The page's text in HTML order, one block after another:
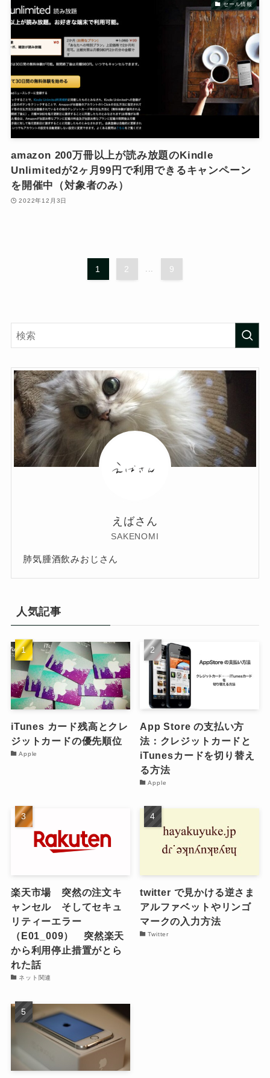
セール情報
amazon 200万冊以上が読み放題のKindle
Unlimitedが2ヶ月99円で利用できるキャンペーン
を開催中（対象者のみ）
2022年12月3日
1 2 ... 9
えばさん
SAKENOMI
肺気腫酒飲みおじさん
人気記事
iTunes カード残高とクレ
ジットカードの優先順位
Apple
App Store の支払い方
法：クレジットカードと
iTunesカードを切り替え
る方法
Apple
楽天市場 突然の注文キ
ャンセル そしてセキュ
リティーエラー
（E01_009） 突然楽天
から利用停止措置がとら
れた話
ネット関連
twitter で見かける逆さま
アルファベットやリンゴ
マークの入力方法
Twitter